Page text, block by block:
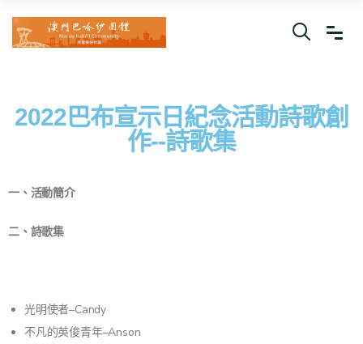
2022巴布宣示日紀念活動詩歌創
作--詩歌集
一、活動簡介
二、詩歌集
光明使者–Candy
不凡的英俊青年–Anson